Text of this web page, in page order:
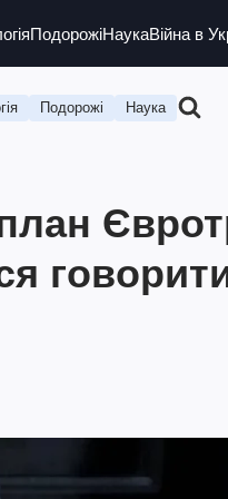
ПодорожіНаукаВійна в
Подорожі Наука